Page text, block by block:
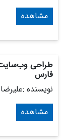
مشاهده
طراحی وب‌سایت
فارس
نویسنده
مشاهده